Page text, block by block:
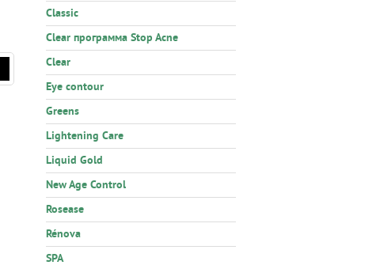
Classic
Clear программа Stop Acne
Clear
Eye contour
Greens
Lightening Care
Liquid Gold
New Age Control
Rosease
Rénova
SPA